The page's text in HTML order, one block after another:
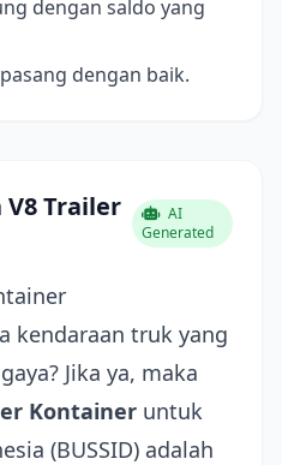
dengan saldo yang
dengan baik.
V8 Trailer
AI
Generated
kendaraan truk yang
Jika ya, maka
Kontainer untuk
(BUSSID) adalah